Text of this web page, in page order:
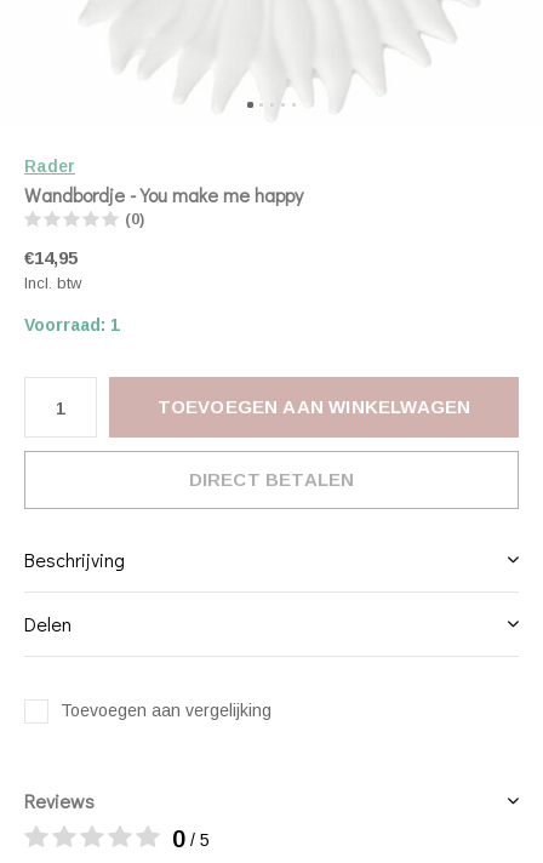
Rader
Wandbordje - You make me happy
(0)
€14,95
Incl. btw
Voorraad: 1
TOEVOEGEN AAN WINKELWAGEN
DIRECT BETALEN
Beschrijving
Delen
Toevoegen aan vergelijking
Reviews
0 / 5